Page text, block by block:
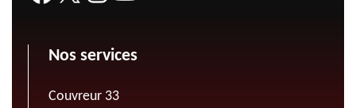
Nos services
Couvreur 33